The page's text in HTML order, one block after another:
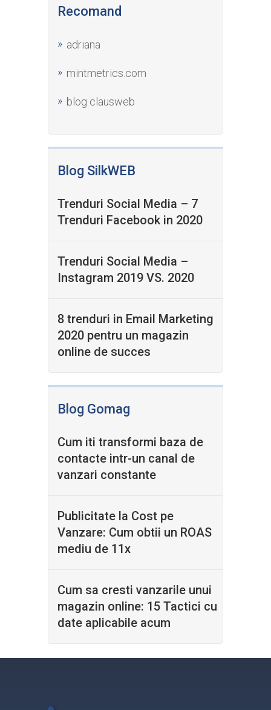
Recomand
adriana
mintmetrics.com
blog clausweb
Blog SilkWEB
Trenduri Social Media – 7
Trenduri Facebook in 2020
Trenduri Social Media –
Instagram 2019 VS. 2020
8 trenduri in Email Marketing
2020 pentru un magazin
online de succes
Blog Gomag
Cum iti transformi baza de
contacte intr-un canal de
vanzari constante
Publicitate la Cost pe
Vanzare: Cum obtii un ROAS
mediu de 11x
Cum sa cresti vanzarile unui
magazin online: 15 Tactici cu
date aplicabile acum